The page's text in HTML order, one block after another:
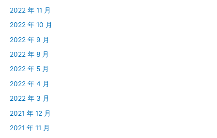
2022 年 11 月
2022 年 10 月
2022 年 9 月
2022 年 8 月
2022 年 5 月
2022 年 4 月
2022 年 3 月
2021 年 12 月
2021 年 11 月